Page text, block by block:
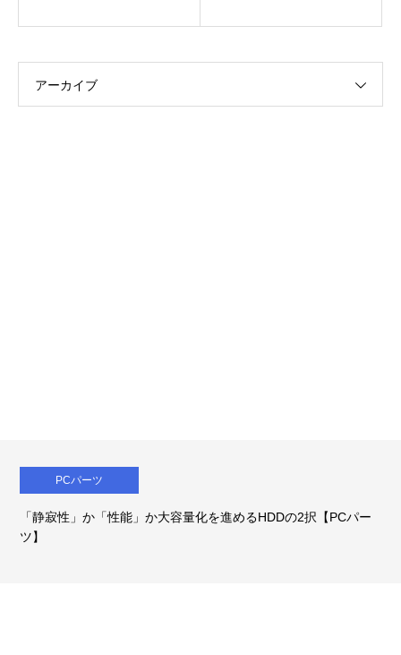
アーカイブ
PCパーツ
「静寂性」か「性能」か大容量化を進めるHDDの2択【PCパー
ツ】